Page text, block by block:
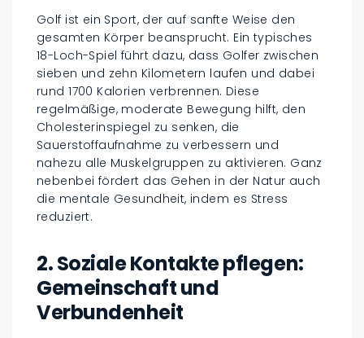
Golf ist ein Sport, der auf sanfte Weise den
gesamten Körper beansprucht. Ein typisches
18-Loch-Spiel führt dazu, dass Golfer zwischen
sieben und zehn Kilometern laufen und dabei
rund 1700 Kalorien verbrennen. Diese
regelmäßige, moderate Bewegung hilft, den
Cholesterinspiegel zu senken, die
Sauerstoffaufnahme zu verbessern und
nahezu alle Muskelgruppen zu aktivieren. Ganz
nebenbei fördert das Gehen in der Natur auch
die mentale Gesundheit, indem es Stress
reduziert.
2. Soziale Kontakte pflegen:
Gemeinschaft und
Verbundenheit